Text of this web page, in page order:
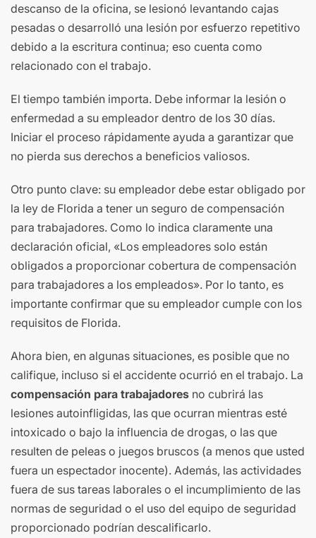
descanso de la oficina, se lesionó levantando cajas
pesadas o desarrolló una lesión por esfuerzo repetitivo
debido a la escritura continua; eso cuenta como
relacionado con el trabajo.
El tiempo también importa. Debe informar la lesión o
enfermedad a su empleador dentro de los 30 días.
Iniciar el proceso rápidamente ayuda a garantizar que
no pierda sus derechos a beneficios valiosos.
Otro punto clave: su empleador debe estar obligado por
la ley de Florida a tener un seguro de compensación
para trabajadores. Como lo indica claramente una
declaración oficial, «Los empleadores solo están
obligados a proporcionar cobertura de compensación
para trabajadores a los empleados». Por lo tanto, es
importante confirmar que su empleador cumple con los
requisitos de Florida.
Ahora bien, en algunas situaciones, es posible que no
califique, incluso si el accidente ocurrió en el trabajo. La
compensación para trabajadores no cubrirá las
lesiones autoinfligidas, las que ocurran mientras esté
intoxicado o bajo la influencia de drogas, o las que
resulten de peleas o juegos bruscos (a menos que usted
fuera un espectador inocente). Además, las actividades
fuera de sus tareas laborales o el incumplimiento de las
normas de seguridad o el uso del equipo de seguridad
proporcionado podrían descalificarlo.